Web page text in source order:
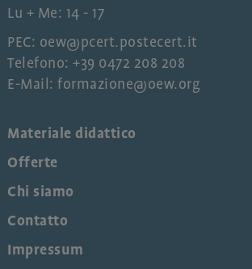
Lu + Me: 14 - 17
PEC: oew@pcert.postecert.it
Telefono: +39 0472 208 208
E-Mail: formazione@oew.org
Materiale didattico
Offerte
Chi siamo
Contatto
Impressum